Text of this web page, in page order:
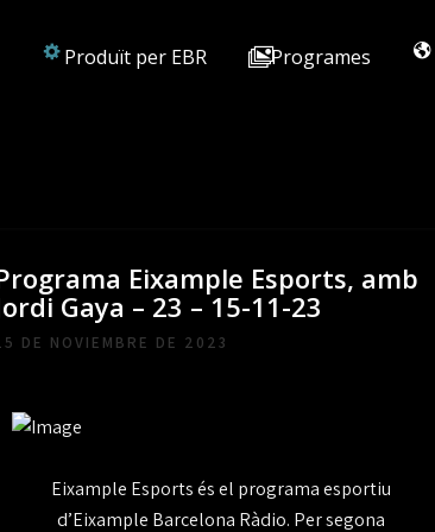
Produït per EBR Programes
Eixample Esports, amb
Gaya – 23 – 15-11-23
DE NOVIEMBRE DE 2023
Eixample Esports és el programa esportiu
d’Eixample Barcelona Ràdio. Per segona